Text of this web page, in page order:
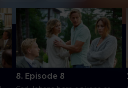
8. Episode 8